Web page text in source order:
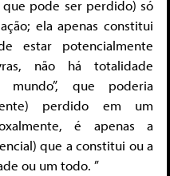
pode ser perdido) só
ela apenas constitui
estar potencialmente
não há totalidade
que poderia
perdido em um
é apenas a
que a constitui ou a
ou um todo. ”